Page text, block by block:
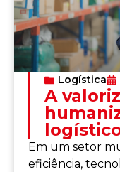
Logística
A
Em um setor
eficiência,